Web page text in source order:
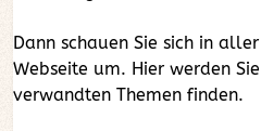
Dann schauen Sie sich in
Webseite um. Hier werden
verwandten Themen finden.